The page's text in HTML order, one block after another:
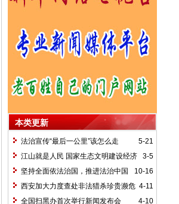
本类更新
5-21
法治宣传“最后一公里”该怎么走
3-5
江山就是人民 国家生态文明建设经济
战略部署大会北京隆重召开
10-16
坚持全面依法治国，推进法治中国
4-11
西安加大力度查处非法猎杀珍贵濒危
野生动植物案
4-10
全国扫黑办首次举行新闻发布会